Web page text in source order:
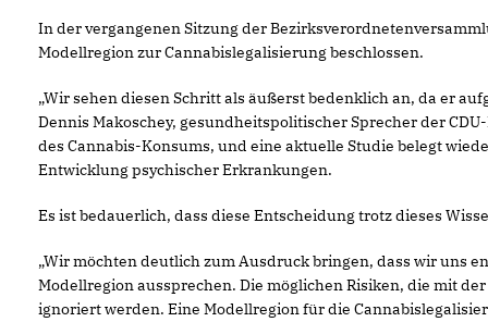
In der vergangenen Sitzung der
Modellregion zur Cannabislegalisierung beschlossen.
Wir sehen diesen Schritt als äußerst bedenklich an, da er
Dennis Makoschey, gesundheitspolitischer Sprecher der
des Cannabis-Konsums, und eine aktuelle Studie belegt
Entwicklung psychischer Erkrankungen.
Es ist bedauerlich, dass diese Entscheidung trotz dieses
Wir möchten deutlich zum Ausdruck bringen, dass wir uns
Modellregion aussprechen. Die möglichen Risiken, die mit
ignoriert werden. Eine Modellregion für die